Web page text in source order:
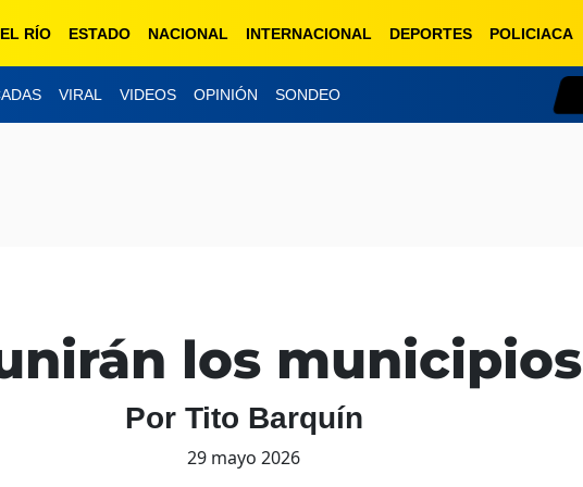
RÍO ESTADO NACIONAL INTERNACIONAL DEPORTES POLICIACA
VIRAL VIDEOS OPINIÓN SONDEO
los municipios
Por Tito Barquín
29 mayo 2026